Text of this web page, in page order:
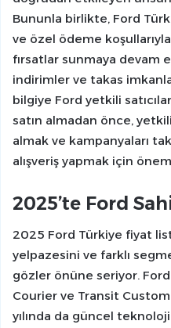
Bununla birlikte, Ford
ve özel ödeme
fırsatlar sunmaya devam
indirimler ve takas
bilgiye Ford yetkili
satın almadan önce,
almak ve kampanyaları
alışveriş yapmak için
2025’te Ford
2025 Ford Türkiye fiyat
yelpazesini ve farklı
gözler önüne seriyor.
Courier ve Transit
yılında da güncel